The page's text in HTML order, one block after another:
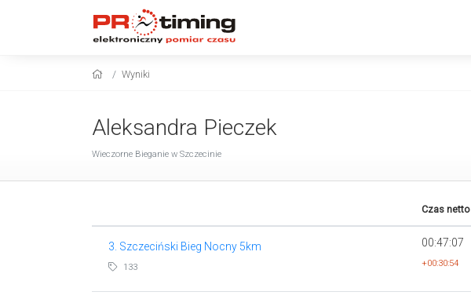
Wyniki
Aleksandra Pieczek
Wieczorne Bieganie w Szczecinie
Czas netto
3. Szczeciński Bieg Nocny 5km
133
00:47:07
+00:30:54